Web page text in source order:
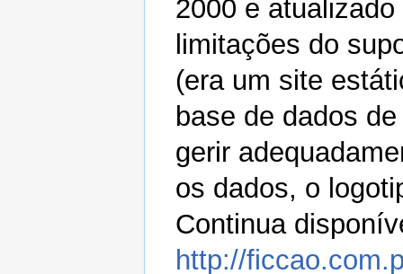
2000 e
limitações do
(era um site
base de dados
gerir
os dados, o
Continua
http://